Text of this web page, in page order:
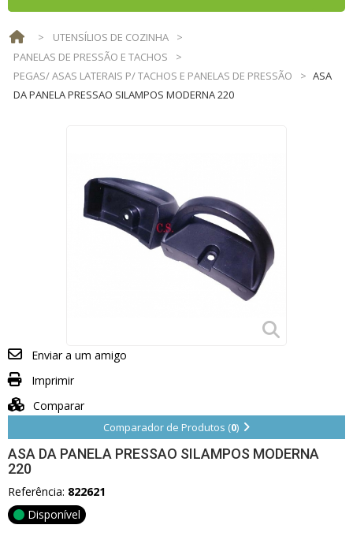
> UTENSÍLIOS DE COZINHA
>
PANELAS DE PRESSÃO E TACHOS
>
PEGAS/ ASAS LATERAIS P/ TACHOS E PANELAS DE PRESSÃO
> ASA
DA PANELA PRESSAO SILAMPOS MODERNA 220
Enviar a um amigo
Imprimir
Comparar
Comparador de Produtos (0)
ASA DA PANELA PRESSAO SILAMPOS MODERNA
220
Referência: 822621
Disponível